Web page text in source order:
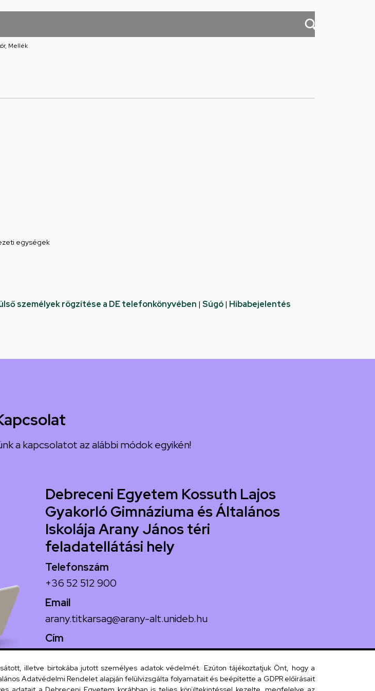
Mellék
egységek
személyek rögzítése a DE telefonkönyvében | Súgó| Hibabejelentés
a kapcsolatot az alábbi módok egyikén!
Debreceni Egyetem Kossuth Lajos
Gyakorló Gimnáziuma és Általános
Iskolája Arany János téri
feladatellátási hely
Telefonszám
+36 52 512 900
Email
arany.titkarsag@arany-alt.unideb.hu
Cím
4026 Debrecen, Arany János tér 1.
illetve birtokába jutott személyes adatok védelmét. Ezúton tájékoztatjuk Önt, hogy a
Adatvédelmi Rendelet alapján felülvizsgálta folyamatait és beépítette a GDPR előírásait